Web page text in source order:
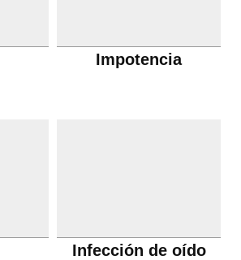
Impotencia
Infección de oído